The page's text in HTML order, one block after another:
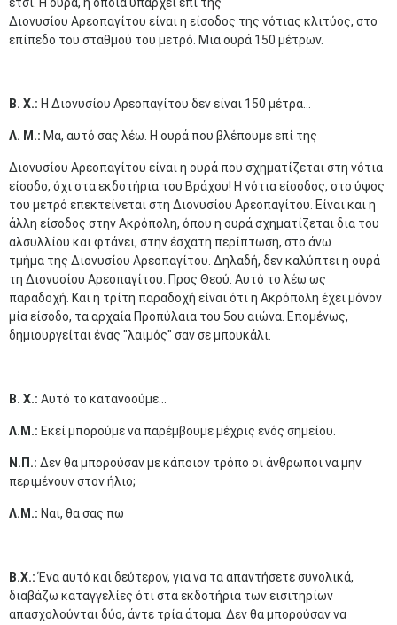
Διονυσίου Αρεοπαγίτου είναι η είσοδος της νότιας κλιτύος, στο
επίπεδο του σταθμού του μετρό. Μια ουρά 150 μέτρων.
Β. Χ.: Η Διονυσίου Αρεοπαγίτου δεν είναι 150 μέτρα...
Λ. Μ.: Μα, αυτό σας λέω. Η ουρά που βλέπουμε επί της
Διονυσίου Αρεοπαγίτου είναι η ουρά που σχηματίζεται στη νότια
είσοδο, όχι στα εκδοτήρια του Βράχου! Η νότια είσοδος, στο ύψος
του μετρό επεκτείνεται στη Διονυσίου Αρεοπαγίτου. Είναι και η
άλλη είσοδος στην Ακρόπολη, όπου η ουρά σχηματίζεται δια του
αλσυλλίου και φτάνει, στην έσχατη περίπτωση, στο άνω
τμήμα της Διονυσίου Αρεοπαγίτου. Δηλαδή, δεν καλύπτει η ουρά
τη Διονυσίου Αρεοπαγίτου. Προς Θεού. Αυτό το λέω ως
παραδοχή. Και η τρίτη παραδοχή είναι ότι η Ακρόπολη έχει μόνον
μία είσοδο, τα αρχαία Προπύλαια του 5ου αιώνα. Επομένως,
δημιουργείται ένας "λαιμός" σαν σε μπουκάλι.
Β. Χ.: Αυτό το κατανοούμε...
Λ.Μ.: Εκεί μπορούμε να παρέμβουμε μέχρις ενός σημείου.
Ν.Π.: Δεν θα μπορούσαν με κάποιον τρόπο οι άνθρωποι να μην
περιμένουν στον ήλιο;
Λ.Μ.: Ναι, θα σας πω
Β.Χ.:Ένα αυτό και δεύτερον, για να τα απαντήσετε συνολικά,
διαβάζω καταγγελίες ότι στα εκδοτήρια των εισιτηρίων
απασχολούνται δύο, άντε τρία άτομα. Δεν θα μπορούσαν να